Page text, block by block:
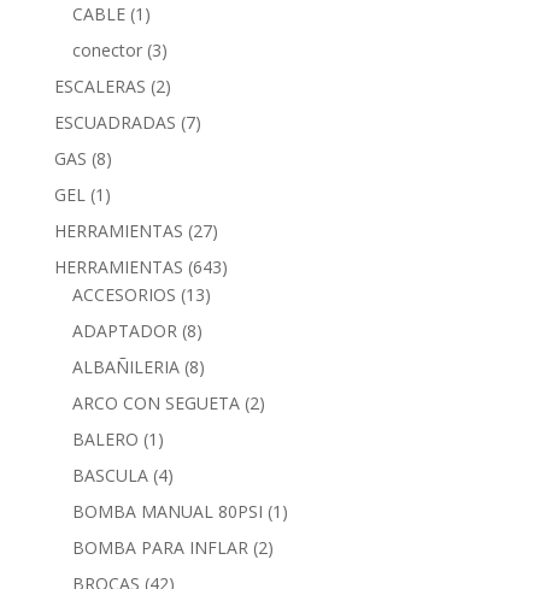
CABLE (1)
conector (3)
ESCALERAS (2)
ESCUADRADAS (7)
GAS (8)
GEL (1)
HERRAMIENTAS (27)
HERRAMIENTAS (643)
ACCESORIOS (13)
ADAPTADOR (8)
ALBAÑILERIA (8)
ARCO CON SEGUETA (2)
BALERO (1)
BASCULA (4)
BOMBA MANUAL 80PSI (1)
BOMBA PARA INFLAR (2)
BROCAS (42)